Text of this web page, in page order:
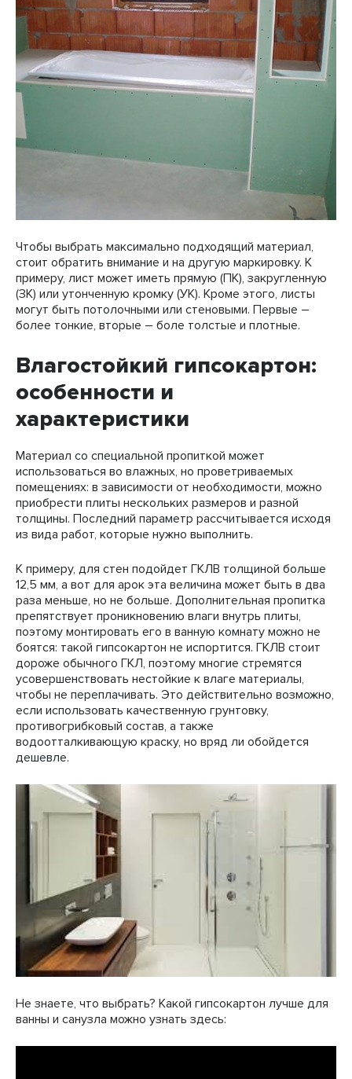
Чтобы выбрать максимально подходящий материал,
стоит обратить внимание и на другую маркировку. К
примеру, лист может иметь прямую (ПК), закругленную
(ЗК) или утонченную кромку (УК). Кроме этого, листы
могут быть потолочными или стеновыми. Первые –
более тонкие, вторые – боле толстые и плотные.
Влагостойкий гипсокартон:
особенности и
характеристики
Материал со специальной пропиткой может
использоваться во влажных, но проветриваемых
помещениях: в зависимости от необходимости, можно
приобрести плиты нескольких размеров и разной
толщины. Последний параметр рассчитывается исходя
из вида работ, которые нужно выполнить.
К примеру, для стен подойдет ГКЛВ толщиной больше
12,5 мм, а вот для арок эта величина может быть в два
раза меньше, но не больше. Дополнительная пропитка
препятствует проникновению влаги внутрь плиты,
поэтому монтировать его в ванную комнату можно не
боятся: такой гипсокартон не испортится. ГКЛВ стоит
дороже обычного ГКЛ, поэтому многие стремятся
усовершенствовать нестойкие к влаге материалы,
чтобы не переплачивать. Это действительно возможно,
если использовать качественную грунтовку,
противогрибковый состав, а также
водоотталкивающую краску, но вряд ли обойдется
дешевле.
Не знаете, что выбрать? Какой гипсокартон лучше для
ванны и санузла можно узнать здесь: